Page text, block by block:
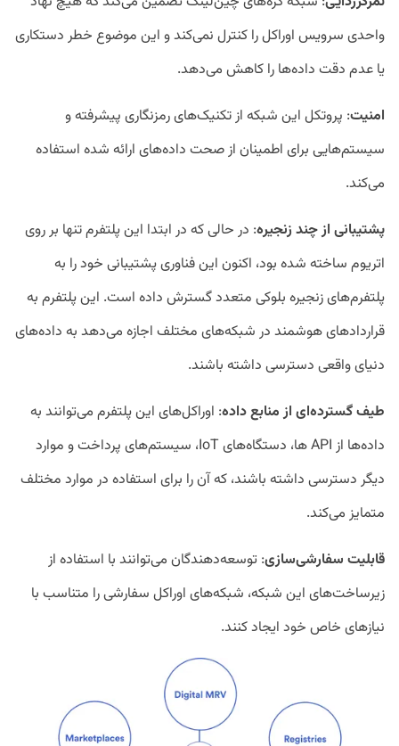
واحدی سرویس اوراکل را کنترل نمی‌کند و این موضوع خطر دستکاری
یا عدم دقت داده‌ها را کاهش می‌دهد.
امنیت: پروتکل این شبکه از تکنیک‌های رمزنگاری پیشرفته و
سیستم‌هایی برای اطمینان از صحت داده‌های ارائه شده استفاده
می‌کند.
پشتیبانی از چند زنجیره: در حالی که در ابتدا این پلتفرم تنها بر روی
اتریوم ساخته شده بود، اکنون این فناوری پشتیبانی خود را به
پلتفرم‌های زنجیره بلوکی متعدد گسترش داده است. این پلتفرم به
قراردادهای هوشمند در شبکه‌های مختلف اجازه می‌دهد به داده‌های
دنیای واقعی دسترسی داشته باشند.
طیف گسترده‌ای از منابع داده: اوراکل‌های این پلتفرم می‌توانند به
داده‌ها از API ها، دستگاه‌های IoT، سیستم‌های پرداخت و موارد
دیگر دسترسی داشته باشند، که آن را برای استفاده در موارد مختلف
متمایز می‌کند.
قابلیت سفارشی‌سازی: توسعه‌دهندگان می‌توانند با استفاده از
زیرساخت‌های این شبکه، شبکه‌های اوراکل سفارشی را متناسب با
نیازهای خاص خود ایجاد کنند.